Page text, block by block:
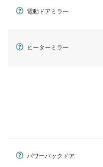
電動ドアミラー
ヒーターミラー
パワーバックドア